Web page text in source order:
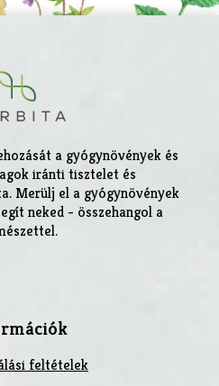
a gyógynövények és
iránti tisztelet és
Merülj el a gyógynövények
neked - összehangol a
feltételek